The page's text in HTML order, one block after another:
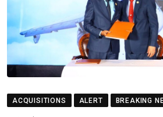
ACQUISITIONS ALERT BREAKING